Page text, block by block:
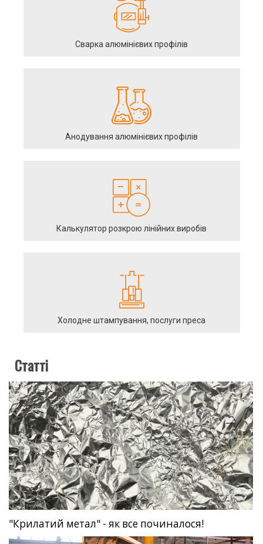
Сварка алюмінієвих профілів
Анодування алюмінієвих профілів
Калькулятор розкрою лінійних виробів
Холодне штампування, послуги преса
Статті
"Крилатий метал" - як все починалося!